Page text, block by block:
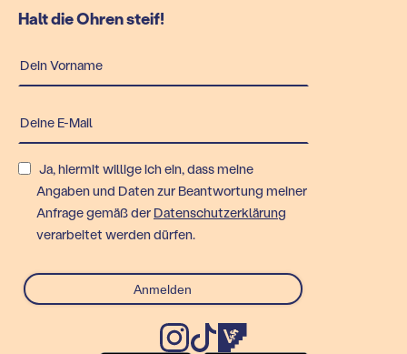
Halt die Ohren steif!
Ja, hiermit willige ich ein, dass meine
Angaben und Daten zur Beantwortung meiner
Anfrage gemäß der Datenschutzerklärung
verarbeitet werden dürfen.